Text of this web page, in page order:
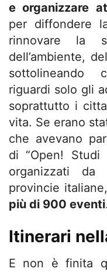
e organizzare
per diffondere
rinnovare la
dell’ambiente,
sottolineando
riguardi solo gli
soprattutto i
vita. Se erano
che avevano
di “Open!
organizzati
provincie italiane,
più di 900 eventi.
Itinerari
E non è finita